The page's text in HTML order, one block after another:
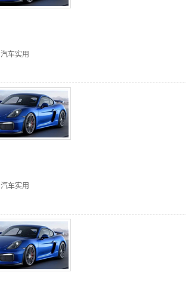
汽车实用
汽车实用